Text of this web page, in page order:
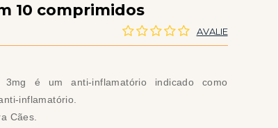
10 comprimidos
AVALIE
é um anti-inflamatório indicado como
inflamatório.
Cães.